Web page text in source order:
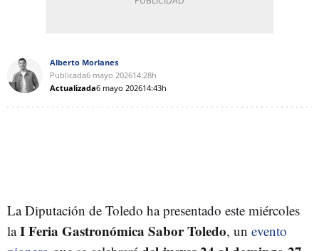
Alberto Morlanes
Publicada6 mayo 202614:28h
Actualizada6 mayo 202614:43h
La Diputación de Toledo ha presentado este miércoles
laI Feria Gastronómica Sabor Toledo, un evento